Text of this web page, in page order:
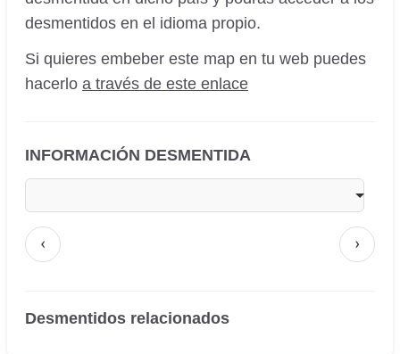
desmentidos en el idioma propio.
Si quieres embeber este map en tu web puedes
hacerlo a través de este enlace
INFORMACIÓN DESMENTIDA
‹ ›
Desmentidos relacionados